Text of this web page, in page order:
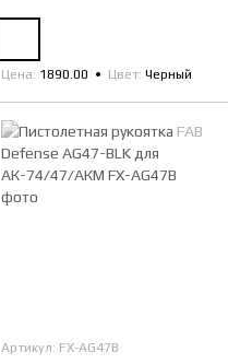
Цена 1890.00 Цвет Черный
Артикул: FX-AG47B